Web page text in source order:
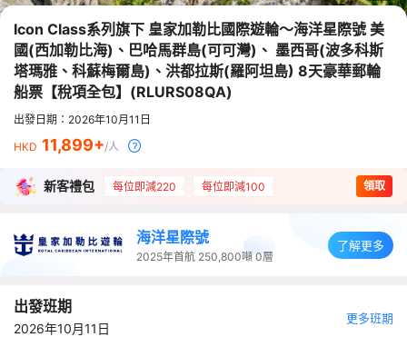
Icon Class系列旗下 皇家加勒比國際遊輪～海洋星際號 美
國(西加勒比海)、巴哈馬群島(可可灣)、 墨西哥(波多科斯
塔瑪雅、科蘇梅爾島)、洪都拉斯(羅阿坦島) 8天豪華郵輪
船票【稅項全包】 (RLURS08QA)
出發日期：2026年10月11日
HKD 11,899 /人
新客禮包 每位即減220 每位即減100 領取
海洋星際號
2025年首航 250,800噸 0層
了解更多
出發班期
2026年10月11日
更多班期